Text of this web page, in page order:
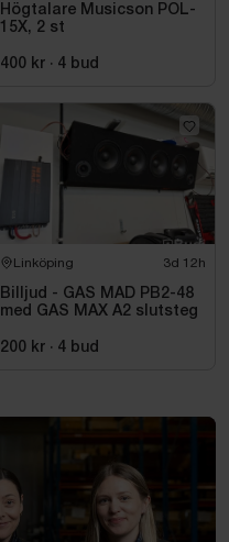
Högtalare Musicson POL-
15X, 2 st
400 kr · 4 bud
Linköping 3d 12h
Billjud - GAS MAD PB2-48
med GAS MAX A2 slutsteg
200 kr · 4 bud